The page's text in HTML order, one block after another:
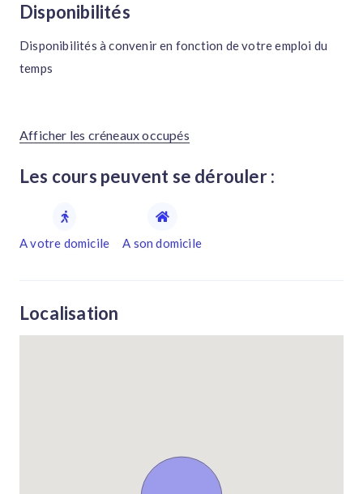
Disponibilités
Disponibilités à convenir en fonction de votre emploi du
temps
Afficher les créneaux occupés
Les cours peuvent se dérouler :
A votre domicile A son domicile
Localisation